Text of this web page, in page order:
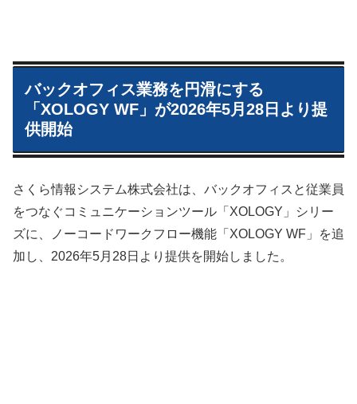
バックオフィス業務を円滑にする
「XOLOGY WF」が2026年5月28日より提
供開始
さくら情報システム株式会社は、バックオフィスと従業員
をつなぐコミュニケーションツール「XOLOGY」シリー
ズに、ノーコードワークフロー機能「XOLOGY WF」を追
加し、2026年5月28日より提供を開始しました。